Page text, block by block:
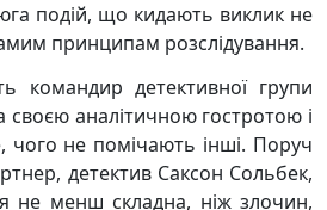
подій, що кидають виклик не
принципам розслідування.
командир детективної групи
своєю аналітичною гостротою і
чого не помічають інші. Поруч
детектив Саксон Сольбек,
не менш складна, ніж злочин,